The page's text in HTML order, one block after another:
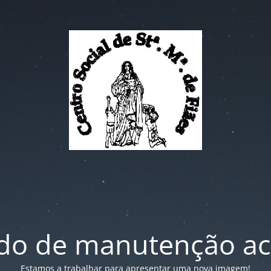
de manutenção
Estamos a trabalhar para apresentar uma nova imagem!